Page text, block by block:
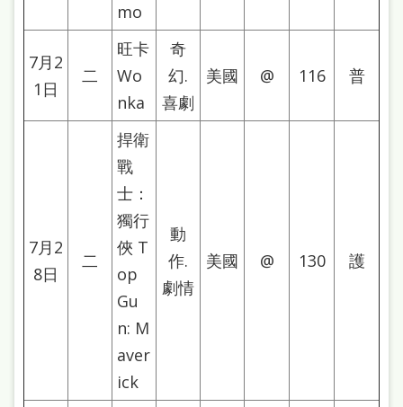
兒
mo
7月2
1日
二
旺卡
Wo
nka
奇
幻.
喜劇
美國 @ 116 普
7月2
8日
二
捍衛
戰
士：
獨行
俠 T
op
Gu
n: M
aver
ick
動
作.
劇情
美國 @ 130 護